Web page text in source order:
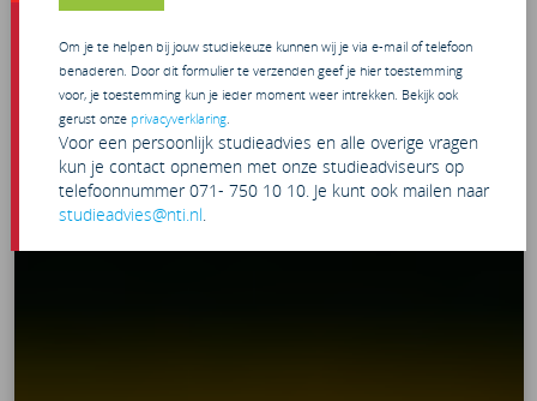
Om je te helpen bij jouw studiekeuze kunnen wij je via e-mail of telefoon
benaderen. Door dit formulier te verzenden geef je hier toestemming
voor, je toestemming kun je ieder moment weer intrekken. Bekijk ook
gerust onze privacyverklaring.
Voor een persoonlijk studieadvies en alle overige vragen
kun je contact opnemen met onze studieadviseurs op
telefoonnummer 071- 750 10 10. Je kunt ook mailen naar
studieadvies@nti.nl.